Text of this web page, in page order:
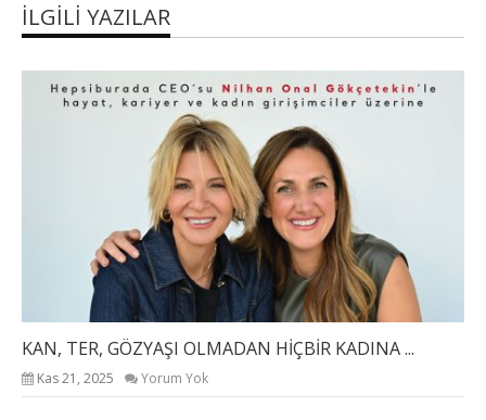
İLGILI YAZILAR
KAN, TER, GÖZYAŞI OLMADAN HİÇBİR KADINA ...
Kas 21, 2025 Yorum Yok